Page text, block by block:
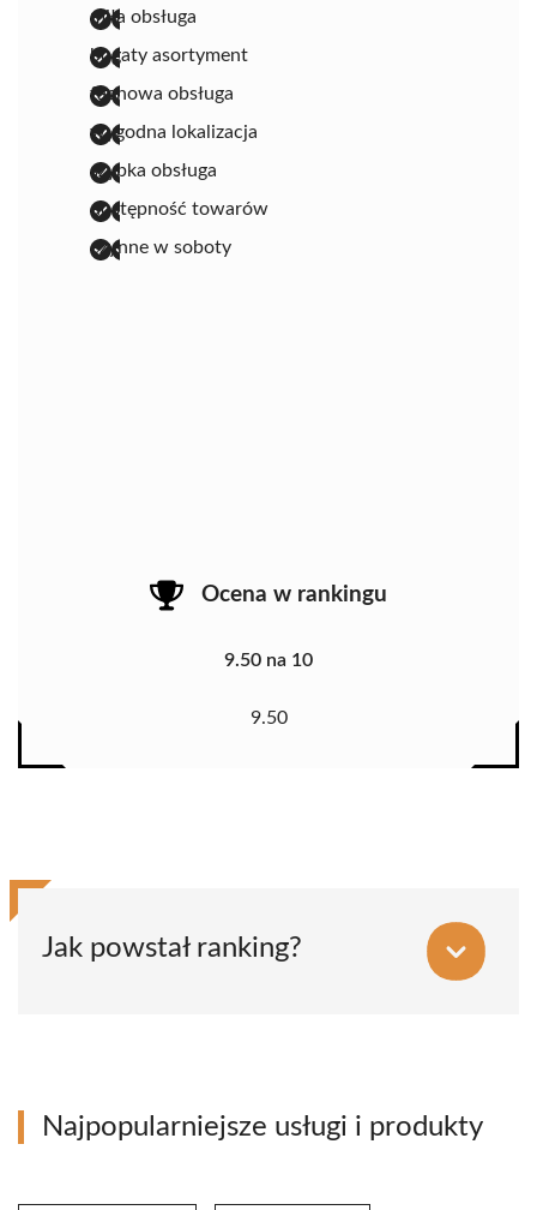
miła obsługa
bogaty asortyment
fachowa obsługa
wygodna lokalizacja
szybka obsługa
dostępność towarów
czynne w soboty
Ocena w rankingu
9.50 na 10
9.50
Jak powstał ranking?
Najpopularniejsze usługi i produkty